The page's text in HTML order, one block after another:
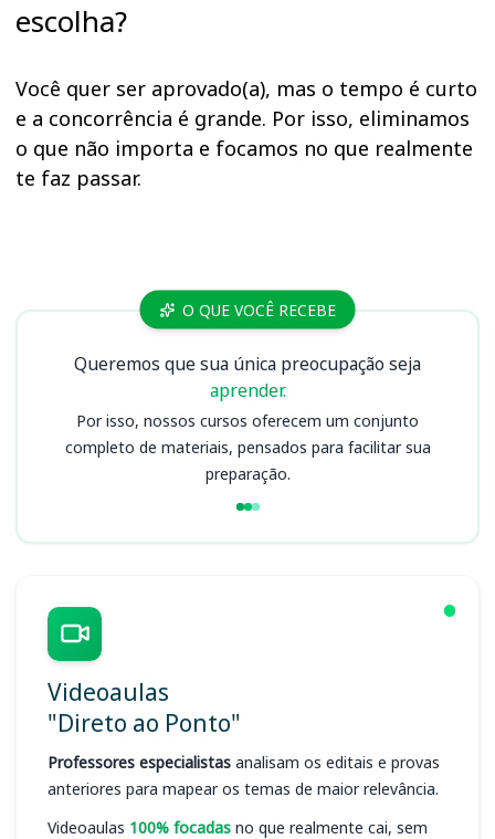
escolha?
Você quer ser aprovado(a), mas o tempo é curto
e a concorrência é grande. Por isso, eliminamos
o que não importa e focamos no que realmente
te faz passar.
Cursos O QUE VOCÊ RECEBE
Queremos que sua única preocupação seja
aprender.
Por isso, nossos cursos oferecem um conjunto
completo de materiais, pensados para facilitar sua
preparação.
Videoaulas
"Direto ao Ponto"
Professores especialistas analisam os editais e provas
anteriores para mapear os temas de maior relevância.
Videoaulas 100% focadas no que realmente cai, sem